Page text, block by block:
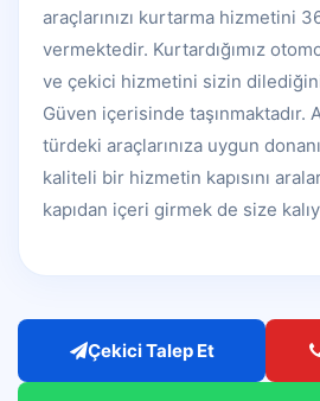
araçlarınızı kurtarma hizmetini
vermektedir. Kurtardığımız
ve çekici hizmetini sizin
Güven içerisinde taşınmaktadır.
türdeki araçlarınıza uygun
kaliteli bir hizmetin kapısını
kapıdan içeri girmek de size
Çekici Talep Et